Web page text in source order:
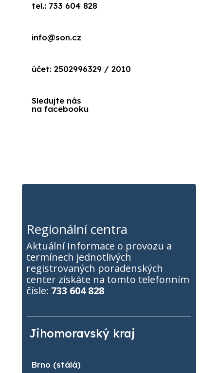
tel.: 733 604 828
info@son.cz
účet: 2502996329 / 2010
Sledujte nás
na facebooku
Regionální centra
Aktuální Informace o provozu a
termínech jednotlivých
registrovaných poradenských
center získáte na tomto telefonním
čísle: 733 604 828
Jihomoravský kraj
Brno (stálá)